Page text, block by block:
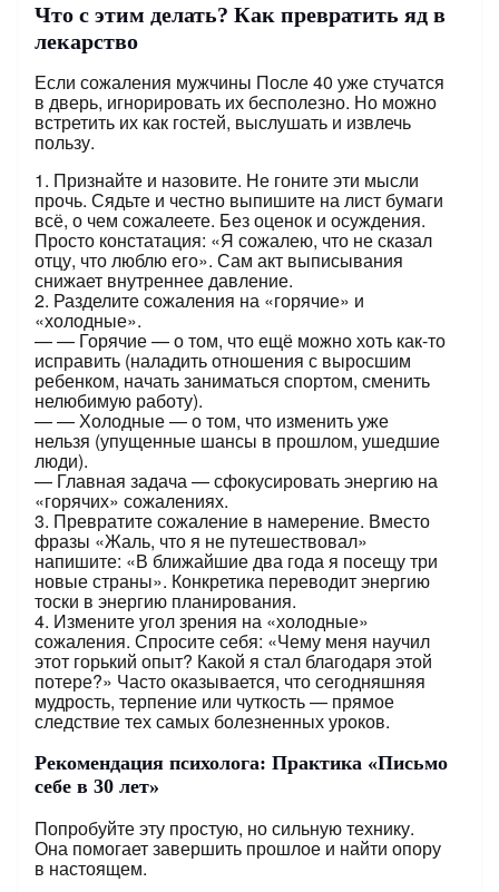
Что с этим делать? Как превратить яд в
лекарство
Если сожаления мужчины После 40 уже стучатся
в дверь, игнорировать их бесполезно. Но можно
встретить их как гостей, выслушать и извлечь
пользу.
1. Признайте и назовите. Не гоните эти мысли
прочь. Сядьте и честно выпишите на лист бумаги
всё, о чем сожалеете. Без оценок и осуждения.
Просто констатация: «Я сожалею, что не сказал
отцу, что люблю его». Сам акт выписывания
снижает внутреннее давление.
2. Разделите сожаления на «горячие» и
«холодные».
— — Горячие — о том, что ещё можно хоть как-то
исправить (наладить отношения с выросшим
ребенком, начать заниматься спортом, сменить
нелюбимую работу).
— — Холодные — о том, что изменить уже
нельзя (упущенные шансы в прошлом, ушедшие
люди).
— Главная задача — сфокусировать энергию на
«горячих» сожалениях.
3. Превратите сожаление в намерение. Вместо
фразы «Жаль, что я не путешествовал»
напишите: «В ближайшие два года я посещу три
новые страны». Конкретика переводит энергию
тоски в энергию планирования.
4. Измените угол зрения на «холодные»
сожаления. Спросите себя: «Чему меня научил
этот горький опыт? Какой я стал благодаря этой
потере?» Часто оказывается, что сегодняшняя
мудрость, терпение или чуткость — прямое
следствие тех самых болезненных уроков.
Рекомендация психолога: Практика «Письмо
себе в 30 лет»
Попробуйте эту простую, но сильную технику.
Она помогает завершить прошлое и найти опору
в настоящем.